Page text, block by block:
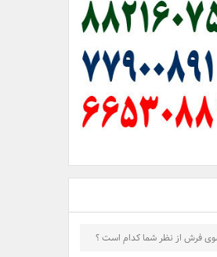
فرش از نظر شما کدام است ؟